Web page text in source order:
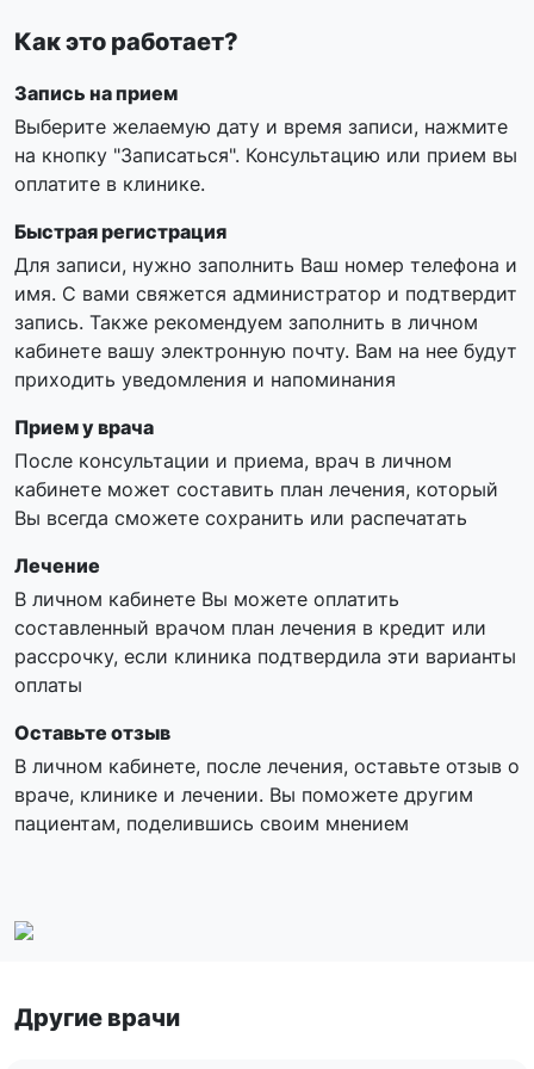
Как это работает?
Запись на прием
Выберите желаемую дату и время записи, нажмите
на кнопку "Записаться". Консультацию или прием вы
оплатите в клинике.
Быстрая регистрация
Для записи, нужно заполнить Ваш номер телефона и
имя. С вами свяжется администратор и подтвердит
запись. Также рекомендуем заполнить в личном
кабинете вашу электронную почту. Вам на нее будут
приходить уведомления и напоминания
Прием у врача
После консультации и приема, врач в личном
кабинете может составить план лечения, который
Вы всегда сможете сохранить или распечатать
Лечение
В личном кабинете Вы можете оплатить
составленный врачом план лечения в кредит или
рассрочку, если клиника подтвердила эти варианты
оплаты
Оставьте отзыв
В личном кабинете, после лечения, оставьте отзыв о
враче, клинике и лечении. Вы поможете другим
пациентам, поделившись своим мнением
Другие врачи